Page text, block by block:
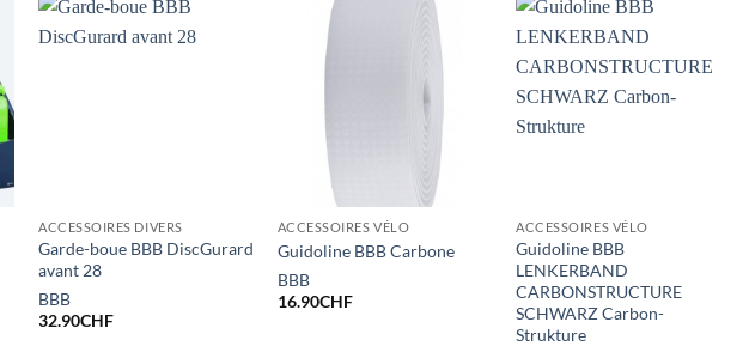
ACCESSOIRES DIVERS
Garde-boue BBB DiscGurard
avant 28
BBB
32.90CHF
ACCESSOIRES VÉLO
Guidoline BBB Carbone
BBB
16.90CHF
ACCESSOIRES VÉLO
Guidoline BBB
LENKERBAND
CARBONSTRUCTURE
SCHWARZ Carbon-
Strukture